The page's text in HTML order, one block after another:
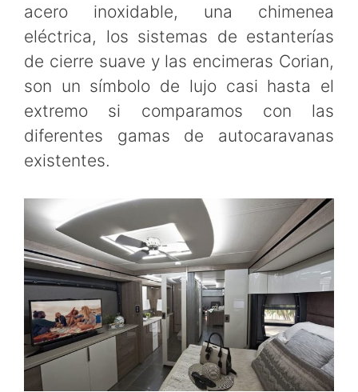
acero inoxidable, una chimenea
eléctrica, los sistemas de estanterías
de cierre suave y las encimeras Corian,
son un símbolo de lujo casi hasta el
extremo si comparamos con las
diferentes gamas de autocaravanas
existentes.